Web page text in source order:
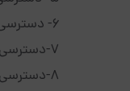
6- دسترسی کمتر از 500متر به 2 پلاژ و طرح سالم سازی دریا جهت شنا و ورزش های آبی
7-دسترسی فاصله تا جنگل 10 دقیقه
8-دسترسی فاصله تا دریا 5 دقیقه